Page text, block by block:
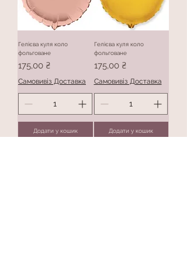
Гелієва куля коло
фольговане
Ціна
175,00 ₴
Самовивіз Доставка
Додати у кошик
Гелієва куля коло
фольговане
Ціна
175,00 ₴
Самовивіз Доставка
Додати у кошик